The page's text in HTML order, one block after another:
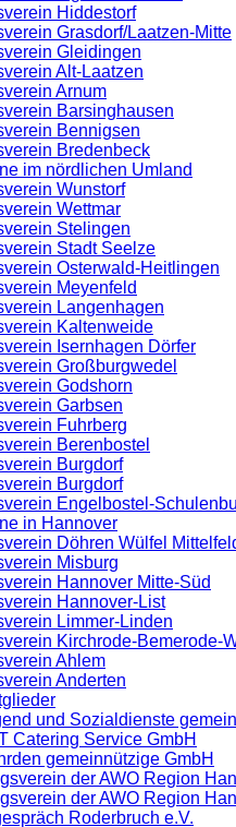
Hiddestorf
Grasdorf/Laatzen-Mitte
Gleidingen
Alt-Laatzen
Arnum
Barsinghausen
Bennigsen
Bredenbeck
im nördlichen Umland
Wunstorf
Wettmar
Stelingen
Stadt Seelze
Osterwald-Heitlingen
Meyenfeld
Langenhagen
Kaltenweide
Isernhagen Dörfer
Großburgwedel
Godshorn
Garbsen
Fuhrberg
Berenbostel
Burgdorf
Burgdorf
Engelbostel-
in Hannover
Döhren Wülfel
Misburg
Hannover Mitte-Süd
Hannover-List
Limmer-Linden
Kirchrode-Bemerode-
Ahlem
Anderten
und Sozialdienste
Catering Service GmbH
gemeinnützige GmbH
der AWO Region
der AWO Region
Roderbruch e.V.